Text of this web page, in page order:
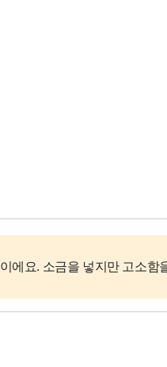
에요. 소금을 넣지만 고소